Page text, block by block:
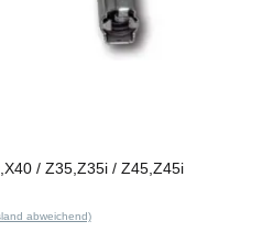
/ Z35,Z35i / Z45,Z45i
abweichend)